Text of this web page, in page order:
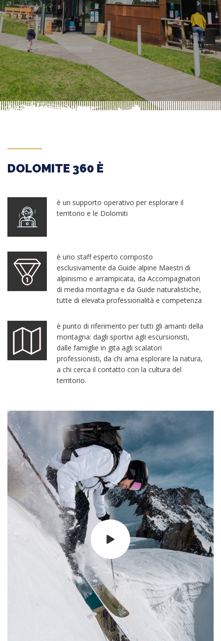
DOLOMITE 360 È
è un supporto operativo per esplorare il
territorio e le Dolomiti
è uno staff esperto composto
esclusivamente da Guide alpine Maestri di
alpinismo e arrampicata, da Accompagnatori
di media montagna e da Guide naturalistiche,
tutte di elevata professionalità e competenza
è punto di riferimento per tutti gli amanti della
montagna: dagli sportivi agli escursionisti,
dalle famiglie in gita agli scalatori
professionisti, da chi ama esplorare la natura,
a chi cerca il contatto con la cultura del
territorio.